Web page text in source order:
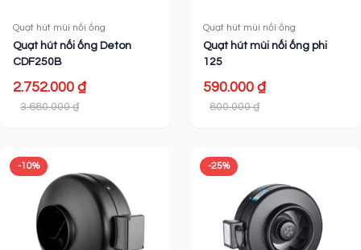
Quạt hút mùi nối ống
Quạt hút nối ống Deton
CDF250B
2.752.000 ₫
3.680.000 ₫
Quạt hút mùi nối ống
Quạt hút mùi nối ống phi
125
590.000 ₫
800.000 ₫
-10% -25%